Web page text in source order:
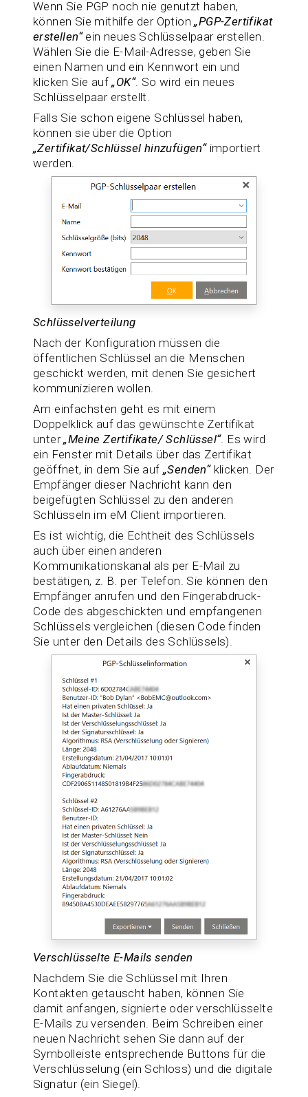
Wenn Sie PGP noch nie genutzt haben,
können Sie mithilfe der Option„PGP-Zertifikat
erstellen“ein neues Schlüsselpaar erstellen.
Wählen Sie die E-Mail-Adresse, geben Sie
einen Namen und ein Kennwort ein und
klicken Sie auf„OK“. So wird ein neues
Schlüsselpaar erstellt.
Falls Sie schon eigene Schlüssel haben,
können sie über die Option
„Zertifikat/Schlüssel hinzufügen“importiert
werden.
Schlüsselverteilung
Nach der Konfiguration müssen die
öffentlichen Schlüssel an die Menschen
geschickt werden, mit denen Sie gesichert
kommunizieren wollen.
Am einfachsten geht es mit einem
Doppelklick auf das gewünschte Zertifikat
unter„Meine Zertifikate/ Schlüssel“. Es wird
ein Fenster mit Details über das Zertifikat
geöffnet, in dem Sie auf „Senden“klicken. Der
Empfänger dieser Nachricht kann den
beigefügten Schlüssel zu den anderen
Schlüsseln im eM Client importieren.
Es ist wichtig, die Echtheit des Schlüssels
auch über einen anderen
Kommunikationskanal als per E-Mail zu
bestätigen, z. B. per Telefon. Sie können den
Empfänger anrufen und den Fingerabdruck-
Code des abgeschickten und empfangenen
Schlüssels vergleichen (diesen Code finden
Sie unter den Details des Schlüssels).
Verschlüsselte E-Mails senden
Nachdem Sie die Schlüssel mit Ihren
Kontakten getauscht haben, können Sie
damit anfangen, signierte oder verschlüsselte
E-Mails zu versenden. Beim Schreiben einer
neuen Nachricht sehen Sie dann auf der
Symbolleiste entsprechende Buttons für die
Verschlüsselung (ein Schloss) und die digitale
Signatur (ein Siegel).